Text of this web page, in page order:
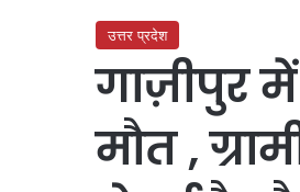
उत्तर प्रदेश
गाज़ीपुर
मौत ,